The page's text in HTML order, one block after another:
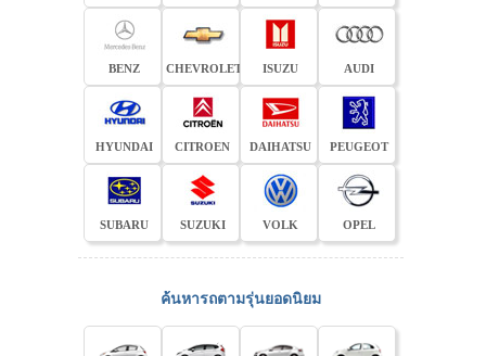
BENZ CHEVROLET ISUZU AUDI
HYUNDAI CITROEN DAIHATSU PEUGEOT
SUBARU SUZUKI VOLK OPEL
ค้นหารถตามรุ่นยอดนิยม